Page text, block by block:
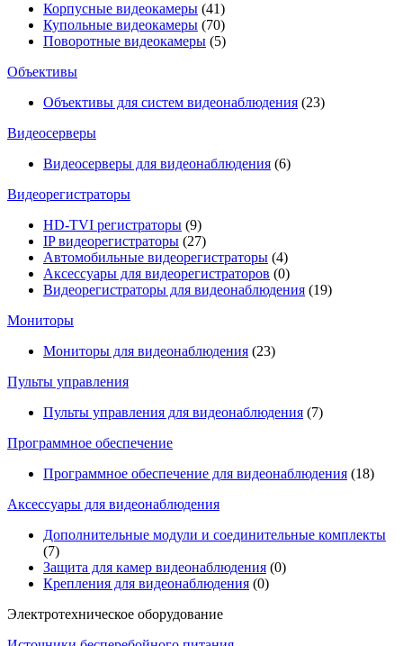
Корпусные видеокамеры (41)
Купольные видеокамеры (70)
Поворотные видеокамеры (5)
Объективы
Объективы для систем видеонаблюдения (23)
Видеосерверы
Видеосерверы для видеонаблюдения (6)
Видеорегистраторы
HD-TVI регистраторы (9)
IP видеорегистраторы (27)
Автомобильные видеорегистраторы (4)
Аксессуары для видеорегистраторов (0)
Видеорегистраторы для видеонаблюдения (19)
Мониторы
Мониторы для видеонаблюдения (23)
Пульты управления
Пульты управления для видеонаблюдения (7)
Программное обеспечение
Программное обеспечение для видеонаблюдения (18)
Аксессуары для видеонаблюдения
Дополнительные модули и соединительные комплекты
(7)
Защита для камер видеонаблюдения (0)
Крепления для видеонаблюдения (0)
Электротехническое оборудование